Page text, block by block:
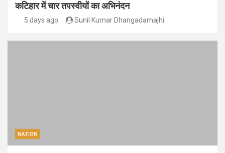
कटिहार में चार तपस्वीयों का अभिनंदन
5 days ago Sunil Kumar Dhangadamajhi
NATION